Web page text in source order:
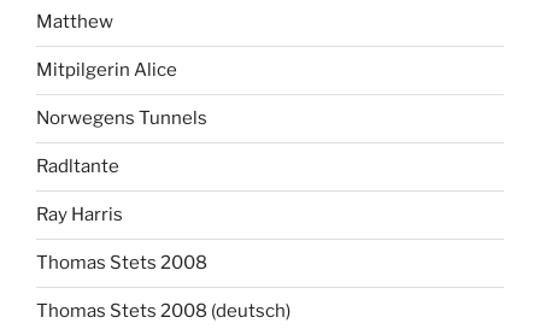
Matthew
Mitpilgerin Alice
Norwegens Tunnels
Radltante
Ray Harris
Thomas Stets 2008
Thomas Stets 2008 (deutsch)